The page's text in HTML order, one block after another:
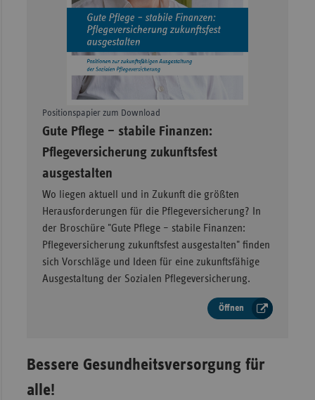
Positionspapier zum Download
–
Gute Pflege – stabile Finanzen:
Pflegeversicherung zukunftsfest
ausgestalten
Wo liegen aktuell und in Zukunft die größten
Herausforderungen für die Pflegeversicherung? In
der Broschüre "Gute Pflege – stabile Finanzen:
Pflegeversicherung zukunftsfest ausgestalten" finden
sich Vorschläge und Ideen für eine zukunftsfähige
Ausgestaltung der Sozialen Pflegeversicherung.
Öffnen
Bessere Gesundheitsversorgung für
alle!